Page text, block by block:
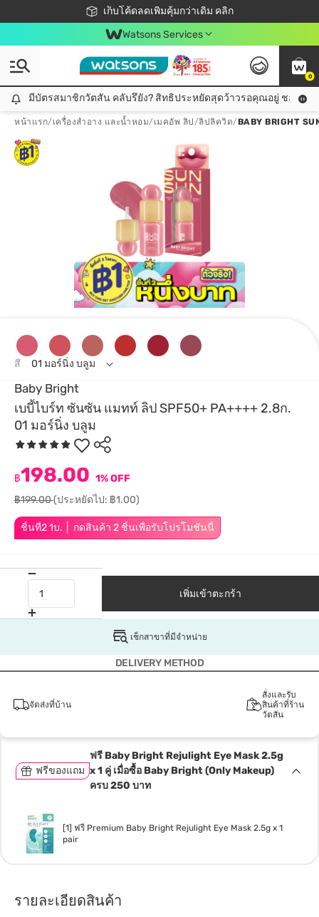
เก็บโค้ดลดเพิ่มคุ้มกว่าเดิม คลิก
ชอปออนไลน์ครั้งแรก ลดเพิ่มจุก ๆ 10%! 🎉
📦ส่งฟรี! เมื่อชอป 499฿
สมาชิกวัตสัน คลับดียังไง?
Watsons Services
0
มีบัตรสมาชิกวัตสัน คลับรึยัง? สิทธิประหยัดสุดว้าวรอคุณอยู่ ชอปคุ้มกว่าเดิม คลิก!
มีบัตรสมาชิกวัตสัน คลับรึยัง? สิทธิประหยัดสุดว้าวรอคุณอยู่ ชอปคุ้มก
หน้าแรก/ เครื่องสำอาง และน้ำหอม/ เมคอัพ ลิป /ลิปลิควิด/BABY BRIGHT
Baby Bright
เบบี้ไบร์ท ซันซัน แมทท์ ลิป SPF50+ PA++++ 2.8ก.
01 มอร์นิ่ง บลูม
ชิ้นที่2 1บ. │ กดสินค้า 2 ชิ้นเพื่อรับโปรโมชันนี้
฿198.00 1% OFF
฿199.00(ประหยัดไป: ฿1.00)
สี 01 มอร์นิ่ง บลูม
เพิ่มเข้าตะกร้า
เช็กสาขาที่มีจำหน่าย
DELIVERY METHOD
จัดส่งที่บ้าน
สั่งและรับ
สินค้าที่ร้าน
วัตสัน
ฟรีของแถม
ฟรี Baby Bright Rejulight Eye Mask 2.5g
x 1 คู่ เมื่อซื้อ Baby Bright (Only Makeup)
ครบ 250 บาท
[1] ฟรี Premium Baby Bright Rejulight Eye Mask 2.5g x 1
pair
รายละเอียดสินค้า